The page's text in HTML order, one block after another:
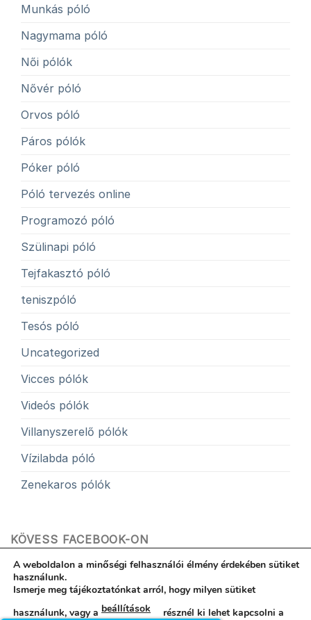
Munkás póló
Nagymama póló
Női pólók
Nővér póló
Orvos póló
Páros pólók
Póker póló
Póló tervezés online
Programozó póló
Szülinapi póló
Tejfakasztó póló
teniszpóló
Tesós póló
Uncategorized
Vicces pólók
Videós pólók
Villanyszerelő pólók
Vízilabda póló
Zenekaros pólók
KÖVESS FACEBOOK-ON
A weboldalon a minőségi felhasználói élmény érdekében sütiket
használunk.
Ismerje meg tájékoztatónkat arról, hogy milyen sütiket
használunk, vagy a beállítások résznél ki lehet kapcsolni a